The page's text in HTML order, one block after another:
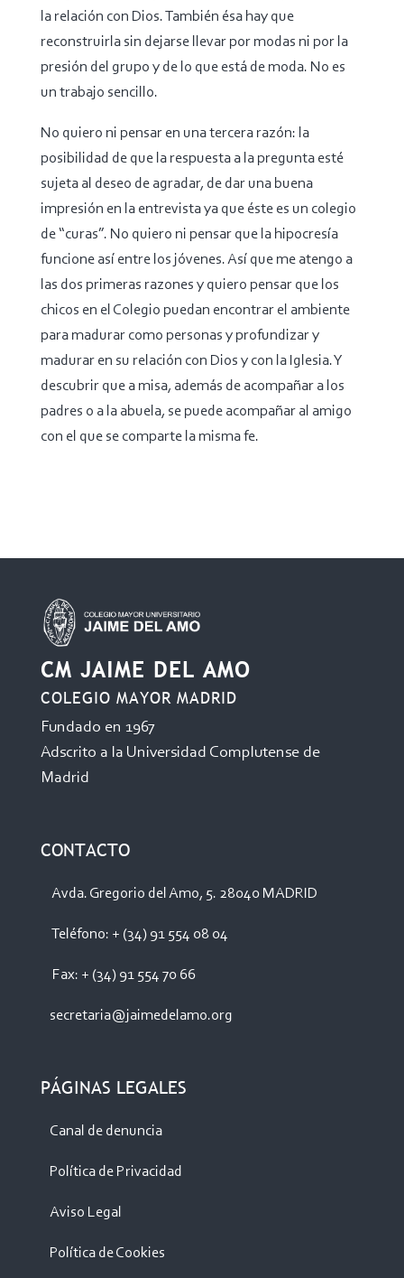
la relación con Dios. También ésa hay que
reconstruirla sin dejarse llevar por modas ni por la
presión del grupo y de lo que está de moda. No es
un trabajo sencillo.
No quiero ni pensar en una tercera razón: la
posibilidad de que la respuesta a la pregunta esté
sujeta al deseo de agradar, de dar una buena
impresión en la entrevista ya que éste es un colegio
de “curas”. No quiero ni pensar que la hipocresía
funcione así entre los jóvenes. Así que me atengo a
las dos primeras razones y quiero pensar que los
chicos en el Colegio puedan encontrar el ambiente
para madurar como personas y profundizar y
madurar en su relación con Dios y con la Iglesia. Y
descubrir que a misa, además de acompañar a los
padres o a la abuela, se puede acompañar al amigo
con el que se comparte la misma fe.
CM JAIME DEL AMO
COLEGIO MAYOR MADRID
Fundado en 1967
Adscrito a la Universidad Complutense de
Madrid
CONTACTO
Avda. Gregorio del Amo, 5. 28040 MADRID
Teléfono: + (34) 91 554 08 04
Fax: + (34) 91 554 70 66
secretaria@jaimedelamo.org
PÁGINAS LEGALES
Canal de denuncia
Política de Privacidad
Aviso Legal
Política de Cookies